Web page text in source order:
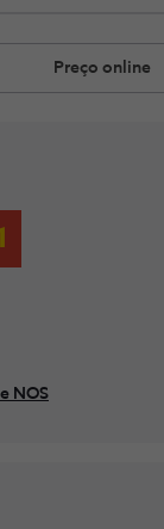
Preço online
NOS